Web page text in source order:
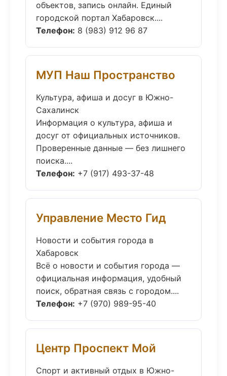
объектов, запись онлайн. Единый
городской портал Хабаровск....
Телефон: 8 (983) 912 96 87
МУП Наш Пространство
Культура, афиша и досуг в Южно-
Сахалинск
Информация о культура, афиша и
досуг от официальных источников.
Проверенные данные — без лишнего
поиска....
Телефон: +7 (917) 493-37-48
Управление Место Гид
Новости и события города в
Хабаровск
Всё о новости и события города —
официальная информация, удобный
поиск, обратная связь с городом....
Телефон: +7 (970) 989-95-40
Центр Проспект Мой
Спорт и активный отдых в Южно-